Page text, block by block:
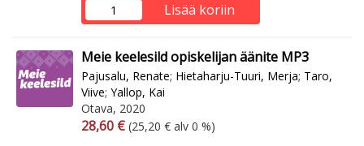
Lisää koriin
Meie keelesild opiskelijan äänite MP3
Pajusalu, Renate; Hietaharju-Tuuri, Merja; Taro,
Viive; Yallop, Kai
Otava, 2020
Arvonlisäverollinen hinta
28,60 € Arvonlisäveroton hinta
(25,20 € alv 0 %)